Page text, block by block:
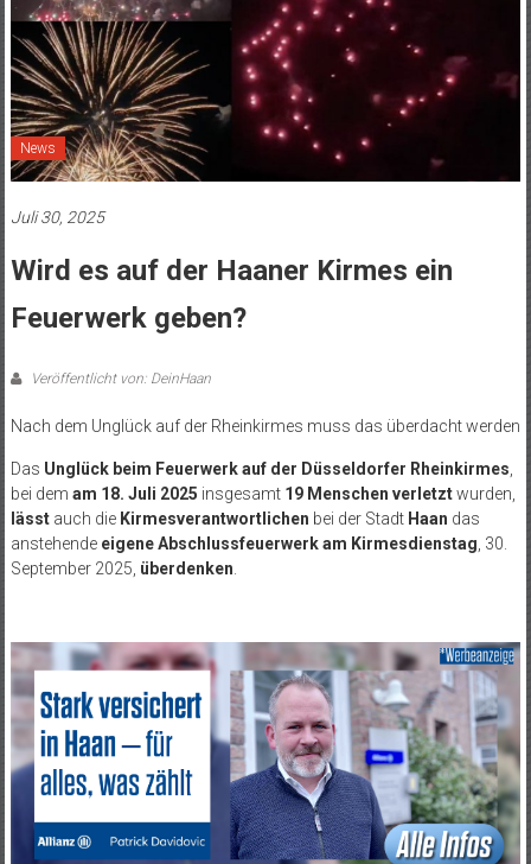
News
Juli 30, 2025
Wird es auf der Haaner Kirmes ein
Feuerwerk geben?
Veröffentlicht von: DeinHaan
Nach dem Unglück auf der Rheinkirmes muss das überdacht werden
Das Unglück beim Feuerwerk auf der Düsseldorfer Rheinkirmes
bei dem am 18. Juli 2025 insgesamt19 Menschen verletztwurden,
lässtauch die Kirmesverantwortlichen bei der Stadt Haan das
anstehende eigene Abschlussfeuerwerk am Kirmesdienstag , 30.
September 2025, überdenken